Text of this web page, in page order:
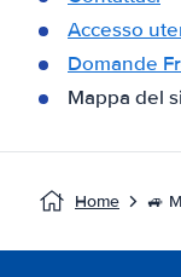
Accesso
Domande
Mappa del
Home 🚙